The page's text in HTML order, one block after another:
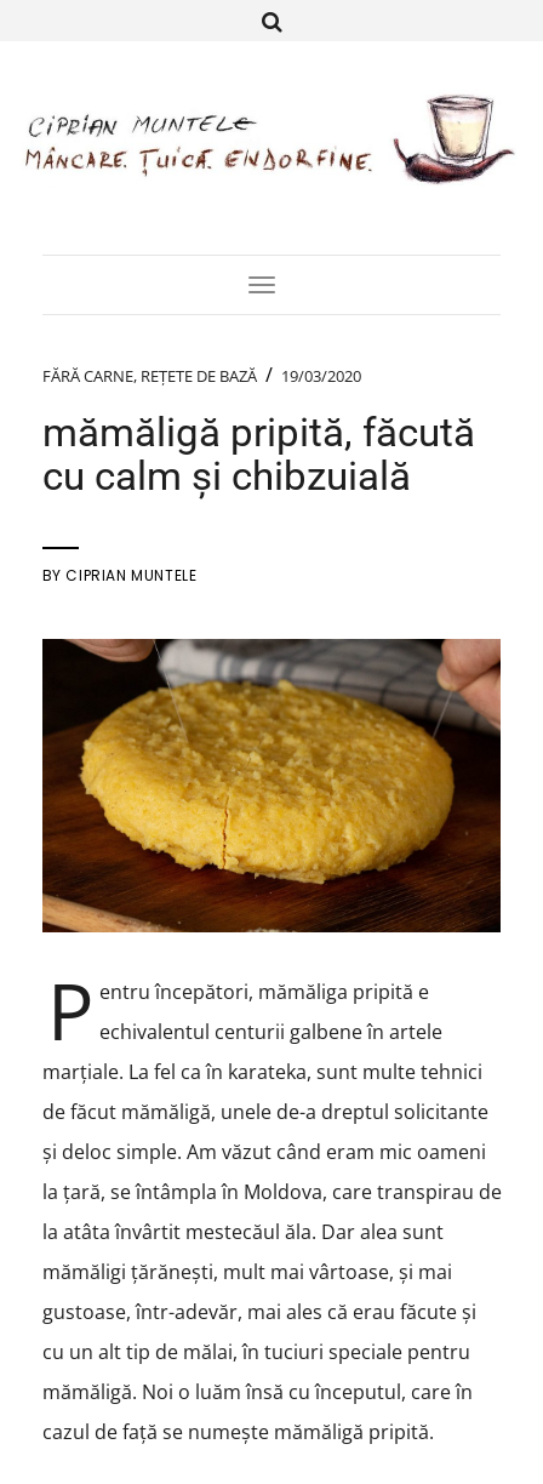
Toggle
Navigation
FĂRĂ CARNE, REȚETE DE BAZĂ / 19/03/2020
mămăligă pripită, făcută
cu calm și chibzuială
BYCIPRIAN MUNTELE
P entru începători, mămăliga pripită e
echivalentul centurii galbene în artele
marțiale. La fel ca în karateka, sunt multe tehnici
de făcut mămăligă, unele de-a dreptul solicitante
și deloc simple. Am văzut când eram mic oameni
la țară, se întâmpla în Moldova, care transpirau de
la atâta învârtit mestecăul ăla. Dar alea sunt
mămăligi țărănești, mult mai vârtoase, și mai
gustoase, într-adevăr, mai ales că erau făcute și
cu un alt tip de mălai, în tuciuri speciale pentru
mămăligă. Noi o luăm însă cu începutul, care în
cazul de față se numește mămăligă pripită.